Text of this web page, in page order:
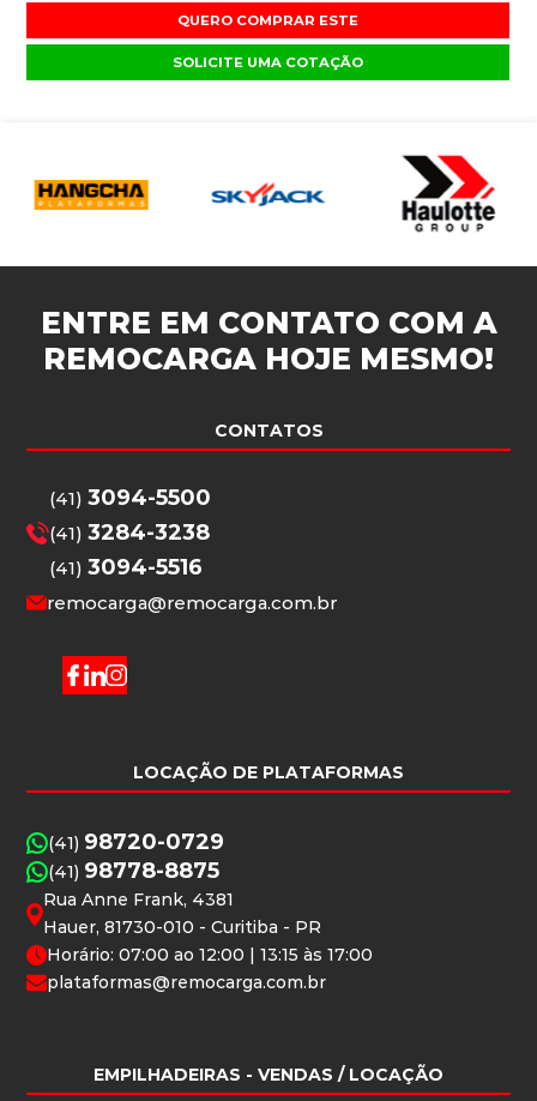
QUERO COMPRAR ESTE
SOLICITE UMA COTAÇÃO
ENTRE EM CONTATO COM A
REMOCARGA HOJE MESMO!
CONTATOS
(41)3094-5500
(41)3284-3238
(41)3094-5516
remocarga@remocarga.com.br
LOCAÇÃO DE PLATAFORMAS
(41) 98720-0729
(41) 98778-8875
Rua Anne Frank, 4381
Hauer, 81730-010 - Curitiba - PR
Horário: 07:00 ao 12:00 | 13:15 às 17:00
plataformas@remocarga.com.br
EMPILHADEIRAS - VENDAS / LOCAÇÃO